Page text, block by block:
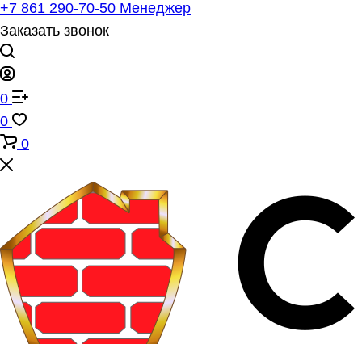
+7 861 290-70-50 Менеджер
Заказать звонок
0
0
0